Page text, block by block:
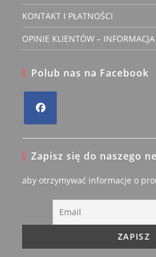
KONTAKT I PŁATNOŚCI
OPINIE KLIENTÓW – INFORMACJA
Polub nas na Facebook
a
new
Zapisz się do naszego
aby otrzymywać informacje o